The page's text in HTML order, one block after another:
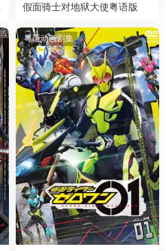
假面骑士对地狱大使粤语版
粤语动画剧集